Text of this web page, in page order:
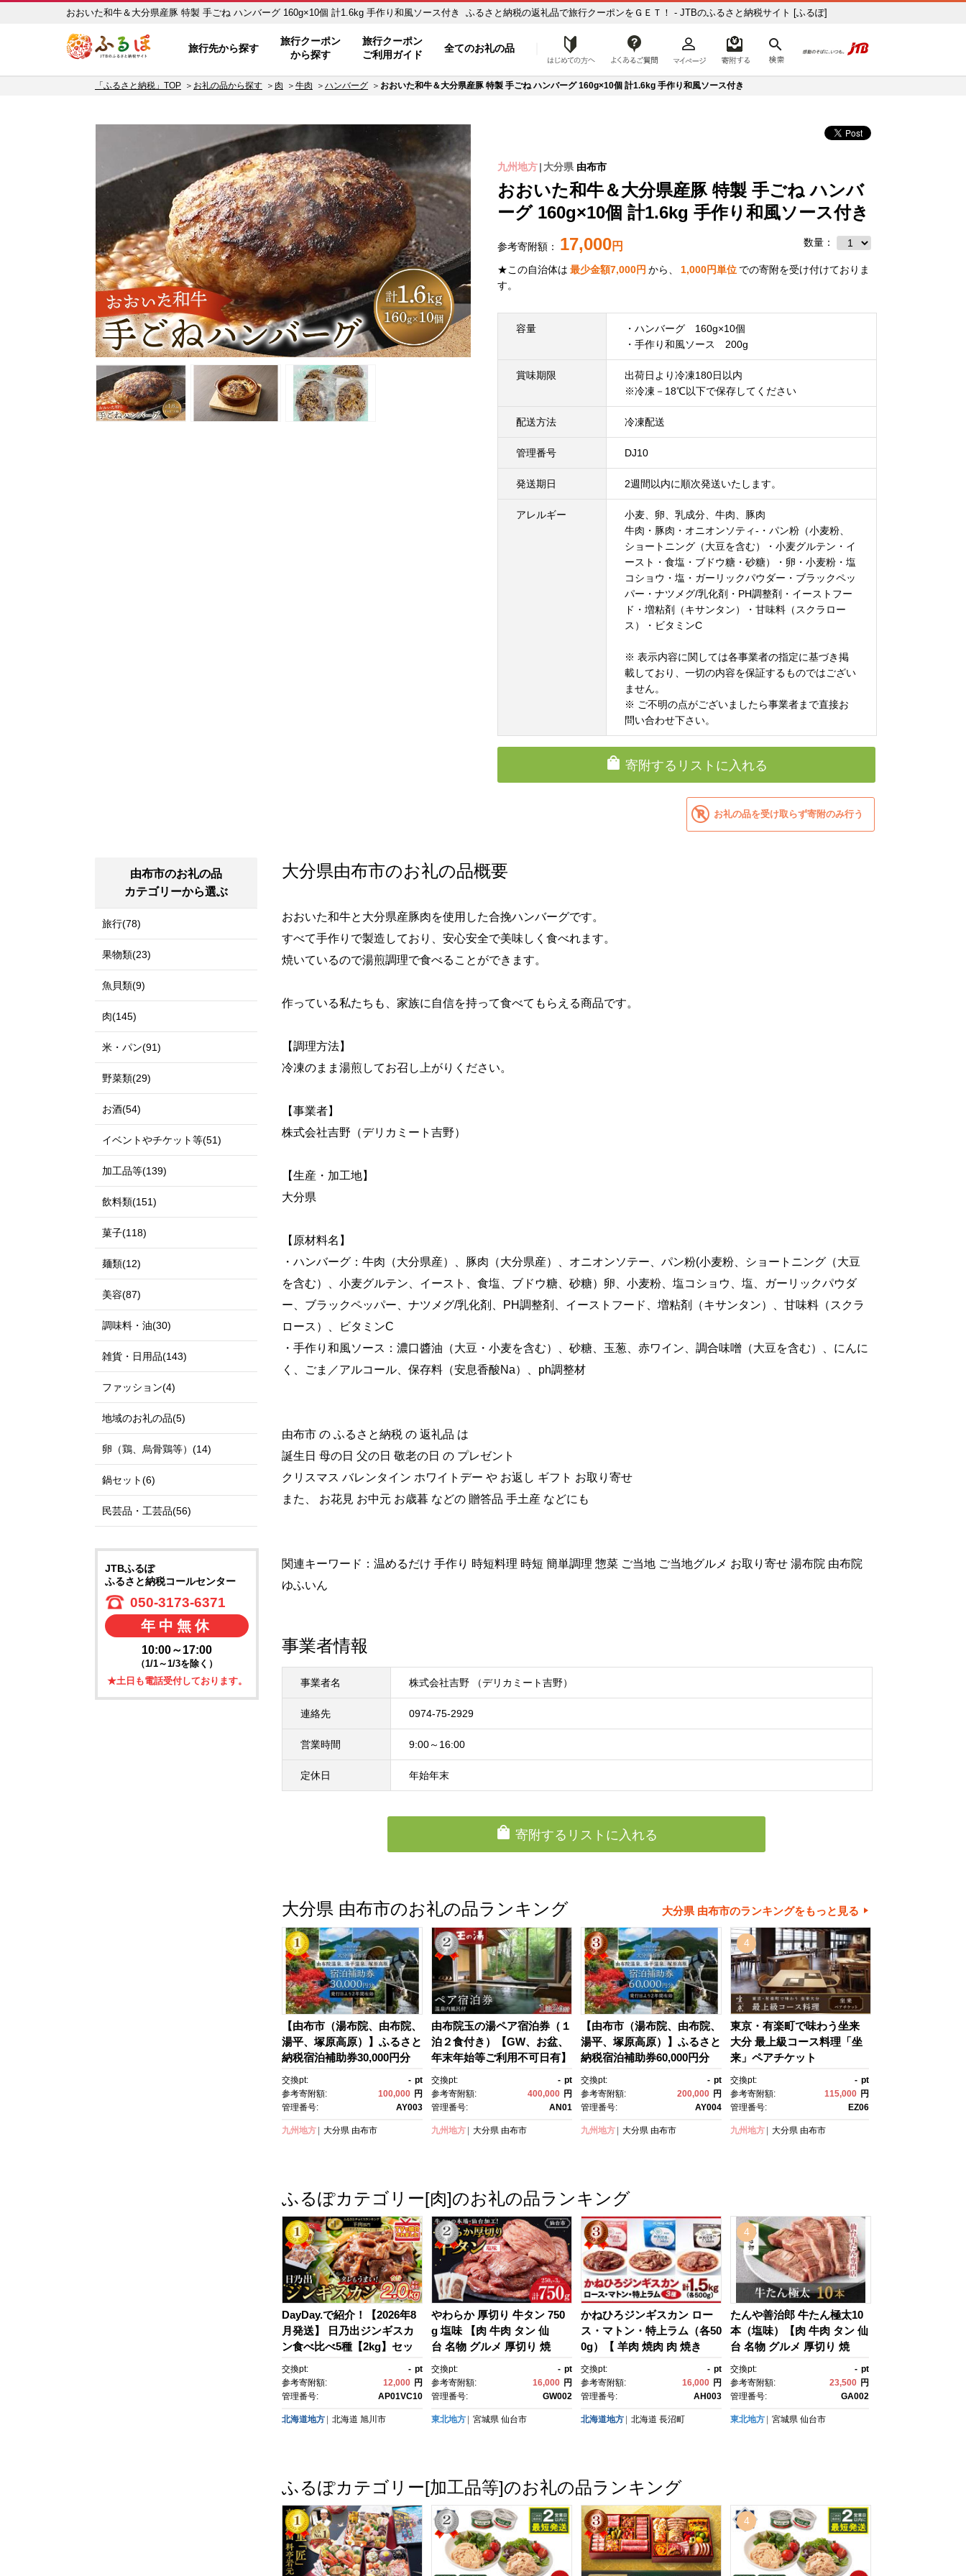
おおいた和牛＆大分県産豚 特製 手ごね ハンバーグ 160g×10個 計1.6kg 手作り和風ソース付き ふるさと納税の返礼品で旅行クーポンをＧＥＴ！ - JTBのふるさと納税サイト [ふるぽ]
旅行先から探す
旅行クーポン
から探す
旅行クーポン
ご利用ガイド
全てのお礼の品 はじめての方へ
「ふるさと納税」TOP お礼の品から探す 肉 牛肉 ハンバーグ おおいた和牛＆大分県産豚 特製 手ごね ハンバーグ 160g×10個 計1.6kg 手作り和風ソース付き
九州地方 大分県 由布市
おおいた和牛＆大分県産豚 特製 手ごね ハンバ
ーグ 160g×10個 計1.6kg 手作り和風ソース付き
参考寄附額： 17,000円 数量：
★この自治体は 最少金額7,000円 から、 1,000円単位 での寄附を受け付けておりま
す。
容量
・ハンバーグ 160g×10個
・手作り和風ソース 200g
賞味期限
出荷日より冷凍180日以内
※冷凍－18℃以下で保存してください
配送方法 冷凍配送
管理番号 DJ10
発送期日 2週間以内に順次発送いたします。
アレルギー
小麦、卵、乳成分、牛肉、豚肉
牛肉・豚肉・オニオンソティ‐・パン粉（小麦粉、
ショートニング（大豆を含む）・小麦グルテン・イ
ースト・食塩・ブドウ糖・砂糖）・卵・小麦粉・塩
コショウ・塩・ガーリックパウダー・ブラックペッ
パー・ナツメグ/乳化剤・PH調整剤・イーストフー
ド・増粘剤（キサンタン）・甘味料（スクラロー
ス）・ビタミンC
※ 表示内容に関しては各事業者の指定に基づき掲
載しており、一切の内容を保証するものではござい
ません。
※ ご不明の点がございましたら事業者まで直接お
問い合わせ下さい。
寄附するリストに入れる
お礼の品を受け取らず寄附のみ行う
大分県由布市のお礼の品概要
おおいた和牛と大分県産豚肉を使用した合挽ハンバーグです。
すべて手作りで製造しており、安心安全で美味しく食べれます。
焼いているので湯煎調理で食べることができます。
作っている私たちも、家族に自信を持って食べてもらえる商品です。
【調理方法】
冷凍のまま湯煎してお召し上がりください。
【事業者】
株式会社吉野（デリカミート吉野）
【生産・加工地】
大分県
【原材料名】
・ハンバーグ：牛肉（大分県産）、豚肉（大分県産）、オニオンソテー、パン粉(小麦粉、ショートニング（大豆
を含む）、小麦グルテン、イースト、食塩、ブドウ糖、砂糖）卵、小麦粉、塩コショウ、塩、ガーリックパウダ
ー、ブラックペッパー、ナツメグ/乳化剤、PH調整剤、イーストフード、増粘剤（キサンタン）、甘味料（スクラ
ロース）、ビタミンC
・手作り和風ソース：濃口醬油（大豆・小麦を含む）、砂糖、玉葱、赤ワイン、調合味噌（大豆を含む）、にんに
く、ごま／アルコール、保存料（安息香酸Na）、ph調整材
由布市 の ふるさと納税 の 返礼品 は
誕生日 母の日 父の日 敬老の日 の プレゼント
クリスマス バレンタイン ホワイトデー や お返し ギフト お取り寄せ
また、 お花見 お中元 お歳暮 などの 贈答品 手土産 などにも
関連キーワード：温めるだけ 手作り 時短料理 時短 簡単調理 惣菜 ご当地 ご当地グルメ お取り寄せ 湯布院 由布院
ゆふいん
事業者情報
事業者名 株式会社吉野 （デリカミート吉野）
連絡先 0974-75-2929
営業時間 9:00～16:00
定休日 年始年末
寄附するリストに入れる
大分県 由布市のお礼の品ランキング 大分県 由布市のランキングをもっと見る
【由布市（湯布院、由布院、
湯平、塚原高原）】ふるさと
納税宿泊補助券30,000円分
【温泉 観光 旅行 ホテル 旅
館 クーポン チケット 宿泊
券 旅行券 宿泊 トラベルクー
気 おすすめ 大分県 由布市 A
交換pt: - pt
参考寄附額:
100,000 円
管理番号:
AY003
九州地方 大分県 由布市
由布院玉の湯ペア宿泊券（１
泊２食付き）【GW、お盆、
年末年始等ご利用不可日有】
| 宿泊券 宿泊 旅行券 温泉 観
光 旅行 ホテル 旅館 クーポ
ン チケット トラベルクーポ
すすめ 大分県 由布市 AN01
交換pt: - pt
参考寄附額:
400,000 円
管理番号:
AN01
九州地方 大分県 由布市
【由布市（湯布院、由布院、
湯平、塚原高原）】ふるさと
納税宿泊補助券60,000円分
【宿泊券 宿泊 旅行券 温泉 観
光 旅行 ホテル 旅館 クーポ
ン チケット トラベルクーポ
すすめ 大分県 由布市 AY00
交換pt: - pt
参考寄附額:
200,000 円
管理番号:
AY004
九州地方 大分県 由布市
4
東京・有楽町で味わう坐来
大分 最上級コース料理「坐
来」ペアチケット
交換pt: - pt
参考寄附額:
115,000 円
管理番号:
EZ06
九州地方 大分県 由布市
ふるぽカテゴリー[肉]のお礼の品ランキング
DayDay.で紹介！【2026年8
月発送】 日乃出ジンギスカ
ン食べ比べ5種【2kg】セッ
ト _04440
交換pt: - pt
参考寄附額:
12,000 円
管理番号:
AP01VC10
北海道地方 北海道 旭川市
やわらか 厚切り 牛タン 750
g 塩味 【肉 牛肉 タン 仙
台 名物 グルメ 厚切り 焼
肉 小分け 個包装 味付け 味付
き 柔らか 厚切 食品 人気 冷
凍 焼くだけ 簡単調理 牛タ
BQ キャンプ アウトドア 仙
ルメ 宮城県 牛たん ギフト 贈
答 仙台市】
交換pt: - pt
参考寄附額:
16,000 円
管理番号:
GW002
東北地方 宮城県 仙台市
かねひろジンギスカン ロー
ス・マトン・特上ラム（各50
0g）【 羊肉 焼肉 肉 焼き
肉 小分け 焼肉用 焼肉セッ
ト ラム ロース お肉 やきに
く ラム肉 高評価 大容量 ラン
せ 詰め合わせ タレ 味付け 小
ンプ アウトドア クール便 】
交換pt: - pt
参考寄附額:
16,000 円
管理番号:
AH003
北海道地方 北海道 長沼町
4
たんや善治郎 牛たん極太10
本（塩味）【肉 牛肉 タン 仙
台 名物 グルメ 厚切り 焼
肉 プレミアム バーベキュ
ー ジューシー 柔らかい 食
品 人気 ギフト 風味豊か 旨
比べ 高級 贅沢 牛タン に
せ グルメ 有名 牛たん】
交換pt: - pt
参考寄附額:
23,500 円
管理番号:
GA002
東北地方 宮城県 仙台市
ふるぽカテゴリー[加工品等]のお礼の品ランキング
4
由布市のお礼の品
カテゴリーから選ぶ
旅行(78)
果物類(23)
魚貝類(9)
肉(145)
米・パン(91)
野菜類(29)
お酒(54)
イベントやチケット等(51)
加工品等(139)
飲料類(151)
菓子(118)
麺類(12)
美容(87)
調味料・油(30)
雑貨・日用品(143)
ファッション(4)
地域のお礼の品(5)
卵（鶏、烏骨鶏等）(14)
鍋セット(6)
民芸品・工芸品(56)
JTBふるぽ
ふるさと納税コールセンター
050-3173-6371
年中無休
10:00～17:00
（1/1～1/3を除く）
★土日も電話受付しております。